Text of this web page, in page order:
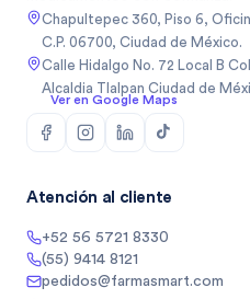
Chapultepec 360, Piso 6,
C.P. 06700, Ciudad de México.
Calle Hidalgo No. 72 Local B
Alcaldia Tlalpan Ciudad de
Ver en Google Maps
Atención al cliente
+52 56 5721 8330
(55) 9414 8121
pedidos@farmasmart.com